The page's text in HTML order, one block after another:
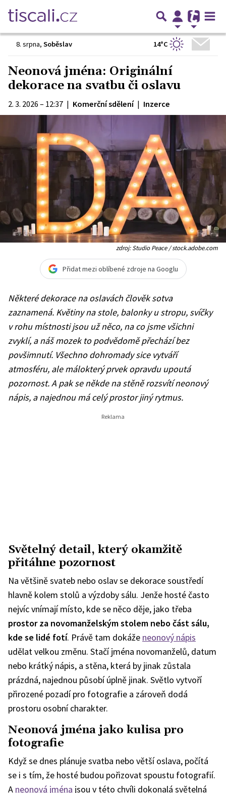
8. srpna, Soběslav 14°C
Neonová jména: Originální
dekorace na svatbu či oslavu
2. 3. 2026 – 12:37 | Komerční sdělení | Inzerce
zdroj: Studio Peace / stock.adobe.com
Přidat mezi oblíbené zdroje na Googlu
Některédekorace na oslavách člověk sotva
zaznamená. Květiny na stole, balonky u stropu, svíčky
v rohu místnosti jsou už něco, na co jsme všichni
zvyklí, a náš mozek to podvědomě přechází bez
povšimnutí. Všechno dohromady sice vytváří
atmosféru, ale málokterý prvek opravdu upoutá
pozornost. A pak se někde na stěně rozsvítí neonový
nápis, a najednou má celý prostor jiný rytmus.
Světelný detail, který okamžitě
přitáhne pozornost
Na většině svateb nebo oslav se dekorace soustředí
hlavně kolem stolů a výzdoby sálu. Jenže hosté často
nejvíc vnímají místo, kde se něco děje, jako třeba
prostor za novomanželským stolem nebo část sálu,
kde se lidé fotí. Právě tam dokáže neonový nápis
udělat velkou změnu. Stačí jména novomanželů, datum
nebo krátký nápis, a stěna, která by jinak zůstala
prázdná, najednou působí úplně jinak. Světlo vytvoří
přirozené pozadí pro fotografie a zároveň dodá
prostoru osobní charakter.
Neonová jména jako kulisa pro
fotografie
Když se dnes plánuje svatba nebo větší oslava, počítá
se i s tím, že hosté budou pořizovat spoustu fotografií.
A neonová jména jsou v této chvíli dokonalá světelná